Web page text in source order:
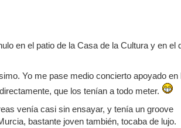
en el patio de la Casa de la Cultura y en el
Yo me pase medio concierto apoyado en
que los tenían a todo meter.
venía casi sin ensayar, y tenía un groove
bastante joven también, tocaba de lujo.